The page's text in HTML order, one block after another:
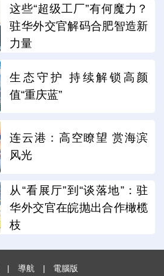
这些“超级工厂”有何魔力？
驻华外交官解码合肥智造新
力量
生态守护 持续解锁高颜
值“重庆蓝”
连云港：高空瞭望 赏海滨
风光
从“看展厅”到“谈落地”：驻
华外交官在皖抛出合作橄榄
枝
| 導航 | 電腦版